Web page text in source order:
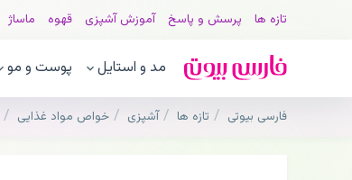
تازه ها پرسش و پاسخ آموزش آشپزی قهوه ماساژ
مد و استایل پوست و مو
فارسی بیوتی تازه ها آشپزی خواص مواد غذایی